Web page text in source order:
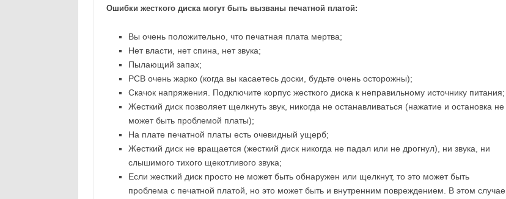
Ошибки жесткого диска могут быть вызваны печатной платой:
Вы очень положительно, что печатная плата мертва;
Нет власти, нет спина, нет звука;
Пылающий запах;
PCB очень жарко (когда вы касаетесь доски, будьте очень осторожны);
Скачок напряжения. Подключите корпус жесткого диска к неправильному источнику питания;
Жесткий диск позволяет щелкнуть звук, никогда не останавливаться (нажатие и остановка не
может быть проблемой платы);
На плате печатной платы есть очевидный ущерб;
Жесткий диск не вращается (жесткий диск никогда не падал или не дрогнул), ни звука, ни
слышимого тихого щекотливого звука;
Если жесткий диск просто не может быть обнаружен или щелкнут, то это может быть
проблема с печатной платой, но это может быть и внутренним повреждением. В этом случае